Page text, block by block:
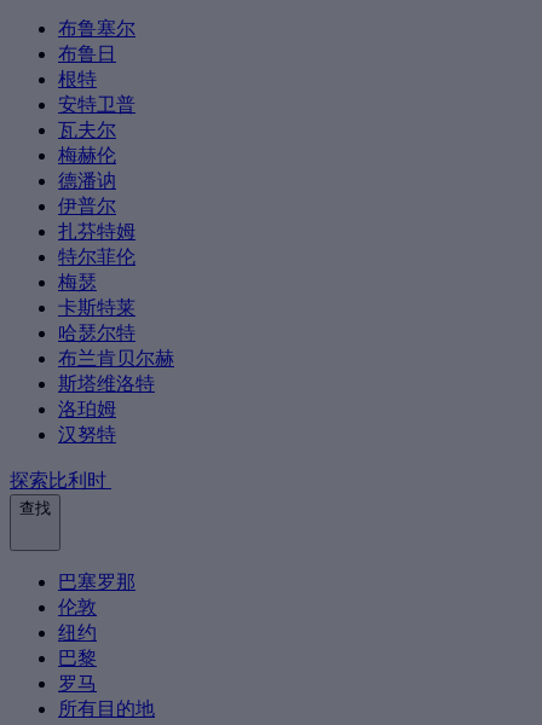
布鲁塞尔
布鲁日
根特
安特卫普
瓦夫尔
梅赫伦
德潘讷
伊普尔
扎芬特姆
特尔菲伦
梅瑟
卡斯特莱
哈瑟尔特
布兰肯贝尔赫
斯塔维洛特
洛珀姆
汉努特
探索比利时
查找
巴塞罗那
伦敦
纽约
巴黎
罗马
所有目的地